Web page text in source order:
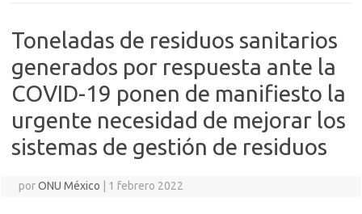
Toneladas de residuos sanitarios
generados por respuesta ante la
COVID-19 ponen de manifiesto la
urgente necesidad de mejorar los
sistemas de gestión de residuos
porONU México 1 febrero 2022